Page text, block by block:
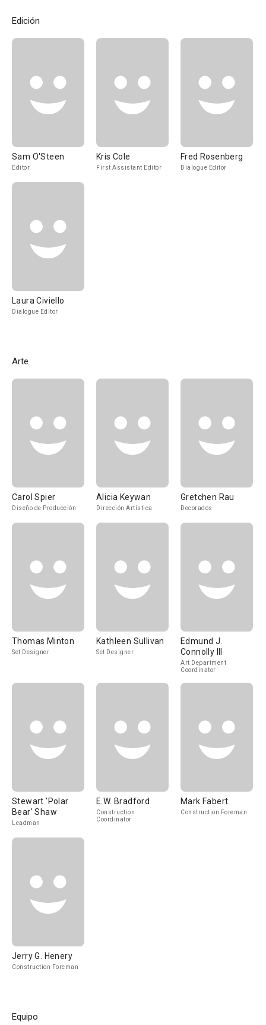
Edición
Sam O'Steen
Editor
Kris Cole
First Assistant Editor
Fred Rosenberg
Dialogue Editor
Laura Civiello
Dialogue Editor
Arte
Carol Spier
Diseño de Producción
Alicia Keywan
Dirección Artística
Gretchen Rau
Decorados
Thomas Minton
Set Designer
Kathleen Sullivan
Set Designer
Edmund J.
Connolly III
Art Department
Coordinator
Stewart 'Polar
Bear' Shaw
Leadman
E.W. Bradford
Construction
Coordinator
Mark Fabert
Construction Foreman
Jerry G. Henery
Construction Foreman
Equipo